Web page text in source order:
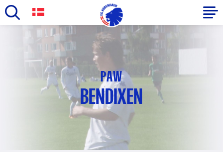
content
navigation
PAW
BENDIXEN